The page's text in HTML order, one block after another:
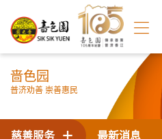
啬色园
普济劝善 崇善惠民
最新消息
慈善服务